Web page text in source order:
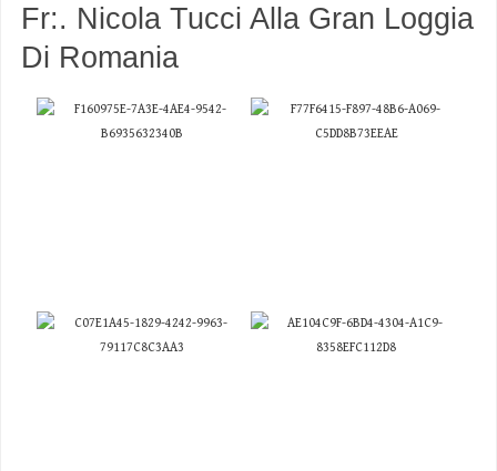
Fr:. Nicola Tucci Alla Gran Loggia
Di Romania